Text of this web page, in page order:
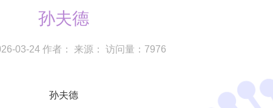
孙夫德
03-24 作者： 来源： 访问量： 7976
孙夫德